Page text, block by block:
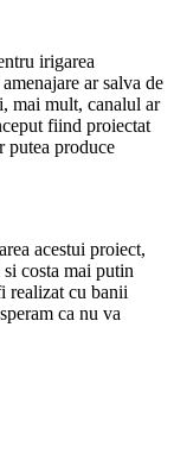
irigarea
ar salva de
mai mult, canalul ar
fiind proiectat
putea produce
acestui proiect,
costa mai putin
realizat cu banii
ca nu va